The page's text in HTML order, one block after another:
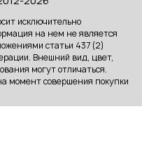
исключительно
на нем не является
статьи 437 (2)
Внешний вид, цвет,
могут отличаться.
момент совершения покупки